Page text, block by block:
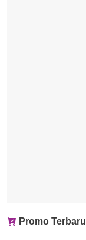
Promo Terbaru